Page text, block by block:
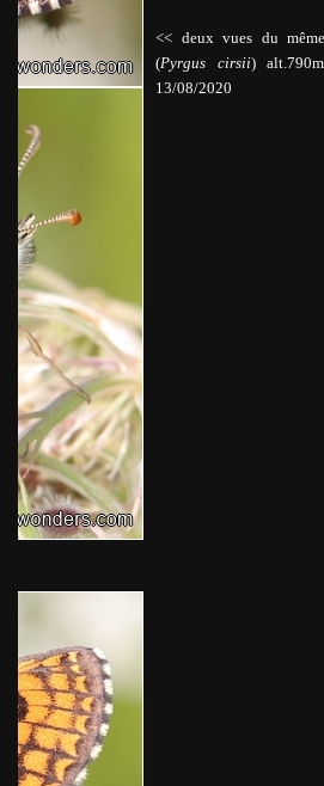
<< deux vues du
(Pyrgus cirsii)
13/08/2020